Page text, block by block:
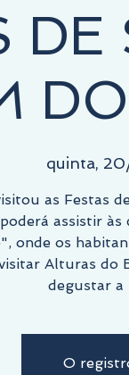
DE
quinta,
as Festas
assistir
onde os
Alturas do
O